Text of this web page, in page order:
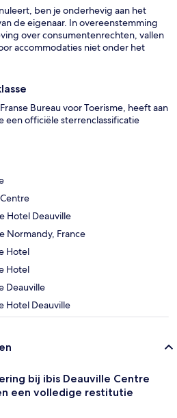
ben je onderhevig aan het
de eigenaar. In overeenstemming
over consumentenrechten, vallen
accommodaties niet onder het
Bureau voor Toerisme, heeft aan
een officiële sterrenclassificatie
Hotel Deauville
Normandy, France
Hotel
Hotel
Deauville
Hotel Deauville
bij ibis Deauville Centre
een volledige restitutie